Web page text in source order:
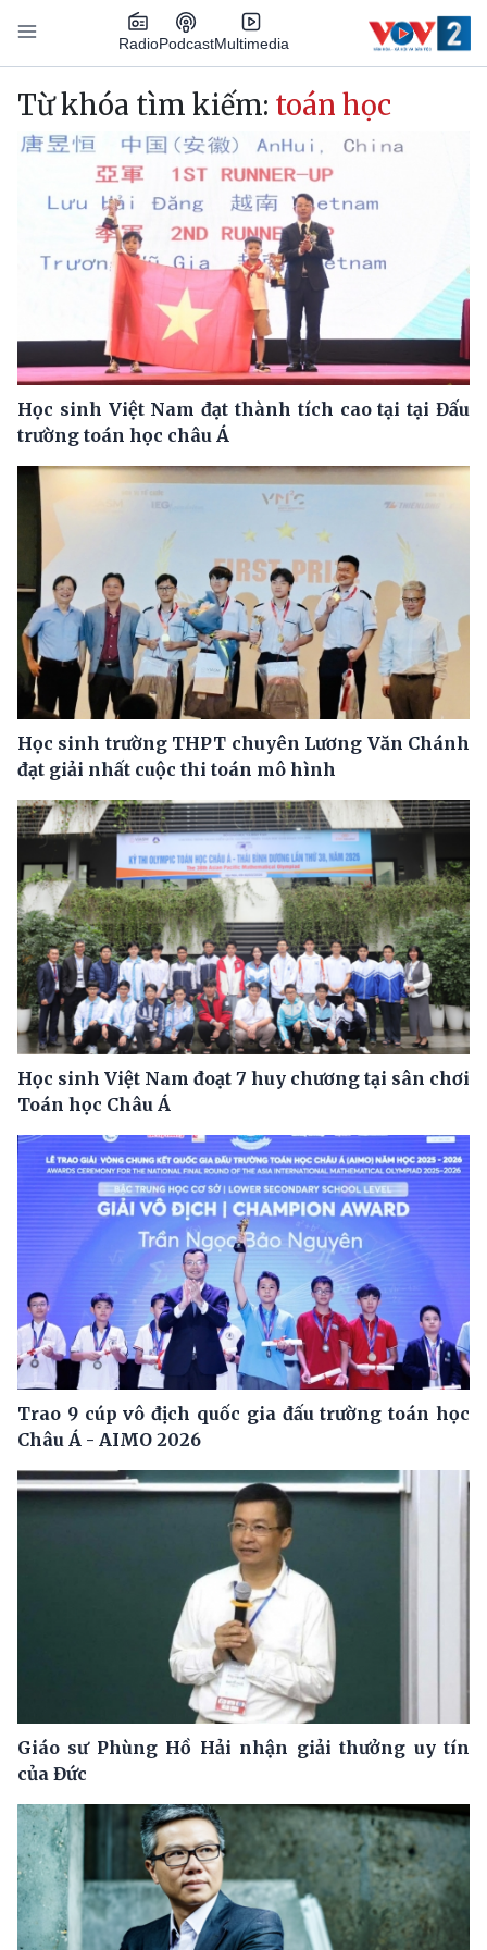
Nhảy đến nội dung
RadioPodcastMultimedia
Main navigation
Từ khóa tìm kiếm: toán học
Học sinh Việt Nam đạt thành tích cao tại tại Đấu
trường toán học châu Á
Học sinh trường THPT chuyên Lương Văn Chánh
đạt giải nhất cuộc thi toán mô hình
Học sinh Việt Nam đoạt 7 huy chương tại sân chơi
Toán học Châu Á
Trao 9 cúp vô địch quốc gia đấu trường toán học
Châu Á - AIMO 2026
Giáo sư Phùng Hồ Hải nhận giải thưởng uy tín
của Đức